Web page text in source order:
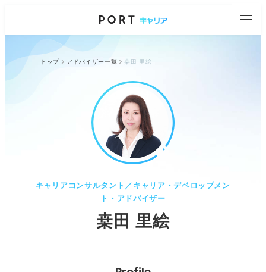
トップ アドバイザー一覧 桒田 里絵
キャリアコンサルタント／キャリア・デベロップメン
ト・アドバイザー
桒田 里絵